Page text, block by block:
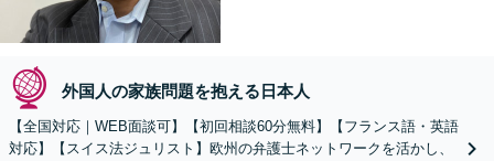
外国人の家族問題を抱える日本人
【全国対応｜WEB面談可】【初回相談60分無料】【フランス語・英語
対応】【スイス法ジュリスト】欧州の弁護士ネットワークを活かし、